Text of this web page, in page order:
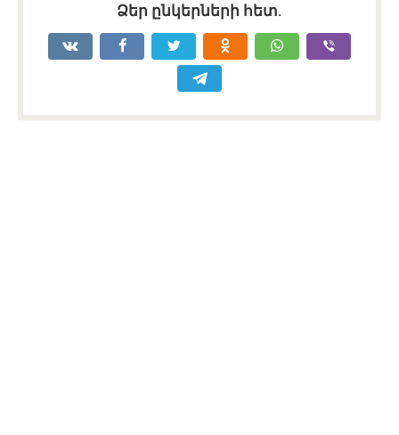
Ձեր ընկերների հետ.